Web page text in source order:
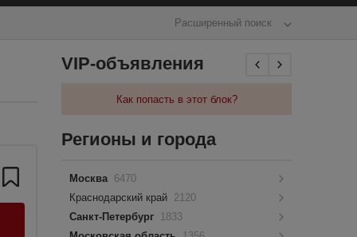
Расширенный поиск
VIP-объявления
Как попасть в этот блок?
Регионы и города
Москва 6470
Краснодарский край 2120
Санкт-Петербург 1833